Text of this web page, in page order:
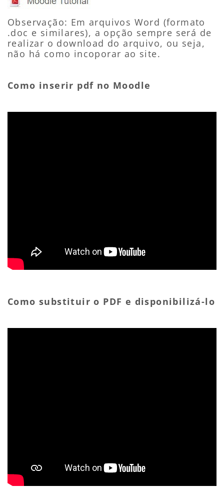
Observação: Em arquivos Word (formato
.doc e similares), a opção sempre será de
realizar o download do arquivo, ou seja,
não há como incoporar ao site.
Como inserir pdf no Moodle
Como substituir o PDF e disponibilizá-lo